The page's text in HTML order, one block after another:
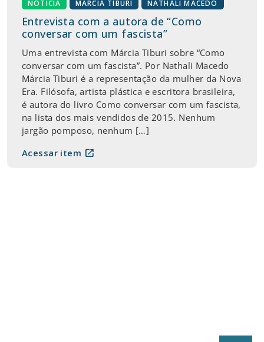
NOTÍCIA MÁRCIA TIBURI NATHALI MACEDO
Entrevista com a autora de “Como
conversar com um fascista”
Uma entrevista com Márcia Tiburi sobre “Como
conversar com um fascista”. Por Nathali Macedo
Márcia Tiburi é a representação da mulher da Nova
Era. Filósofa, artista plástica e escritora brasileira,
é autora do livro Como conversar com um fascista,
na lista dos mais vendidos de 2015. Nenhum
jargão pomposo, nenhum […]
Acessar item open_in_new